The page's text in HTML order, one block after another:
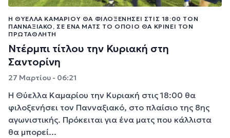
Η ΘΎΕΛΛΑ ΚΑΜΑΡΊΟΥ ΘΑ ΦΙΛΟΞΕΝΉΣΕΙ ΣΤΙΣ 18:00 ΤΟΝ
ΠΑΝΝΑΞΙΑΚΌ, ΣΕ ΈΝΑ ΜΑΤΣ ΤΟ ΟΠΟΊΟ ΘΑ ΚΡΊΝΕΙ ΤΟΝ
ΠΡΩΤΑΘΛΗΤΉ
Ντέρμπι τίτλου την Κυριακή στη
Σαντορίνη
27 Μαρτίου - 06:21
Η Θύελλα Καμαρίου την Κυριακή στις 18:00 θα
φιλοξενήσει τον Πανναξιακό, στο πλαίσιο της 8ης
αγωνιστικής. Πρόκειται για ένα ματς που κάλλιστα
θα μπορεί...